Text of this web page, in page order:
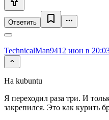
Ответить
TechnicalMan9412 июн в
На kubuntu
Я переходил раза три. И
закрепился. Это как курить